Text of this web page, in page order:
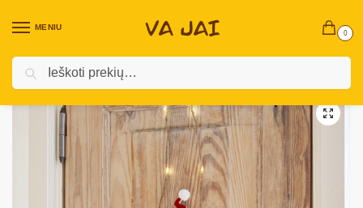
MENIU
0
Pradžia / Kalėdinės prekės